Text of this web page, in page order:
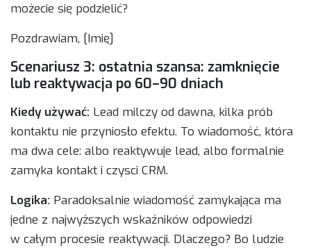
możecie się podzielić?
Pozdrawiam, [Imię]
Scenariusz 3: ostatnia szansa: zamknięcie
lub reaktywacja po 60–90 dniach
Kiedy używać: Lead milczy od dawna, kilka prób
kontaktu nie przyniosło efektu. To wiadomość, która
ma dwa cele: albo reaktywuje lead, albo formalnie
zamyka kontakt i czysci CRM.
Logika: Paradoksalnie wiadomość zamykająca ma
jedne z najwyższych wskaźników odpowiedzi
w całym procesie reaktywacji. Dlaczego? Bo ludzie